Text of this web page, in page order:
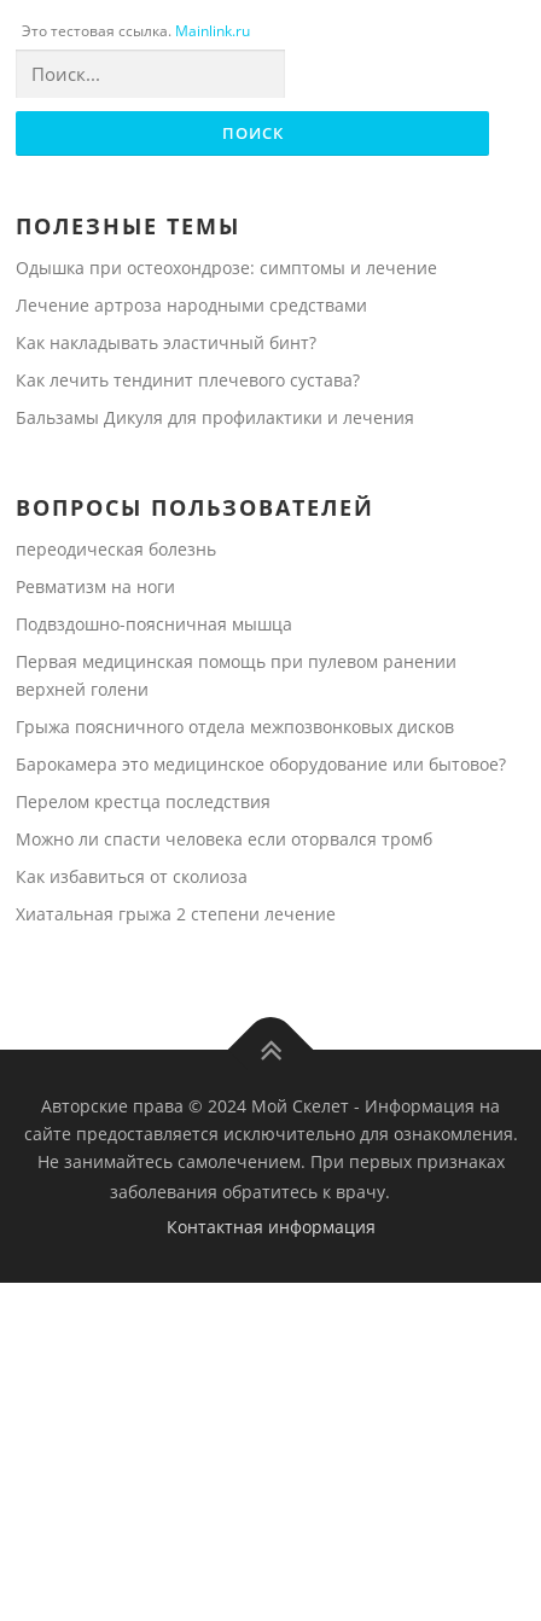
Это тестовая ссылка. Mainlink.ru
ПОЛЕЗНЫЕ ТЕМЫ
Одышка при остеохондрозе: симптомы и лечение
Лечение артроза народными средствами
Как накладывать эластичный бинт?
Как лечить тендинит плечевого сустава?
Бальзамы Дикуля для профилактики и лечения
ВОПРОСЫ ПОЛЬЗОВАТЕЛЕЙ
переодическая болезнь
Ревматизм на ноги
Подвздошно-поясничная мышца
Первая медицинская помощь при пулевом ранении
верхней голени
Грыжа поясничного отдела межпозвонковых дисков
Барокамера это медицинское оборудование или бытовое?
Перелом крестца последствия
Можно ли спасти человека если оторвался тромб
Как избавиться от сколиоза
Хиатальная грыжа 2 степени лечение
Авторские права © 2024 Мой Скелет - Информация на
сайте предоставляется исключительно для ознакомления.
Не занимайтесь самолечением. При первых признаках
заболевания обратитесь к врачу.
Контактная информация